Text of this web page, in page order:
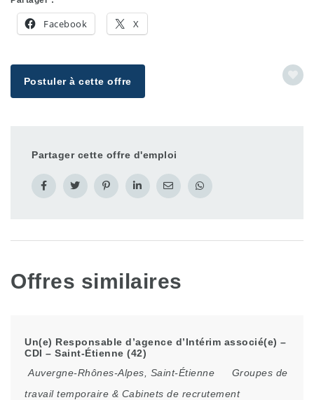
Facebook X
Postuler à cette offre
Partager cette offre d'emploi
Offres similaires
Un(e) Responsable d’agence d’Intérim associé(e) –
CDI – Saint-Étienne (42)
Auvergne-Rhônes-Alpes
Saint-Étienne
Groupes de
travail temporaire & Cabinets de recrutement